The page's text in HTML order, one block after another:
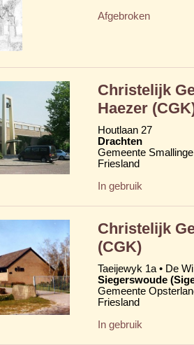
Afgebroken
Christelijk
Haezer
Houtlaan 27
Drachten
Gemeente
Friesland
In gebruik
Christelijk
(CGK)
Taeijewyk 1a • De
Siegerswoude
Gemeente
Friesland
In gebruik